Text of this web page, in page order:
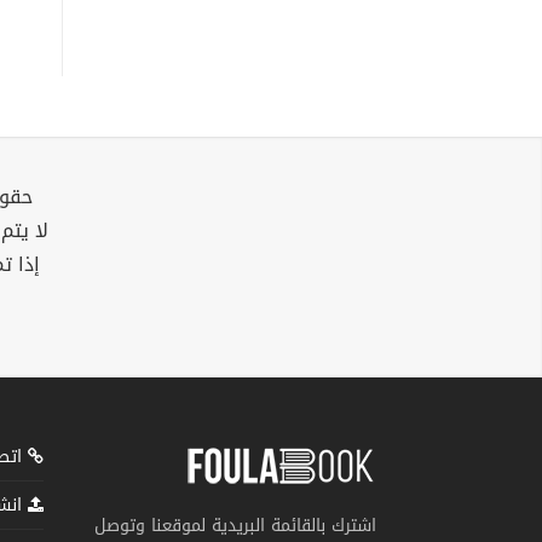
لا
إذا
اشترك بالقائمة البريدية لموقعنا وتوصل